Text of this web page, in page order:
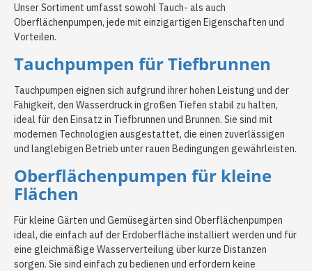
Unser Sortiment umfasst sowohl Tauch- als auch
Oberflächenpumpen, jede mit einzigartigen Eigenschaften und
Vorteilen.
Tauchpumpen für Tiefbrunnen
Tauchpumpen eignen sich aufgrund ihrer hohen Leistung und der
Fähigkeit, den Wasserdruck in großen Tiefen stabil zu halten,
ideal für den Einsatz in Tiefbrunnen und Brunnen. Sie sind mit
modernen Technologien ausgestattet, die einen zuverlässigen
und langlebigen Betrieb unter rauen Bedingungen gewährleisten.
Oberflächenpumpen für kleine
Flächen
Für kleine Gärten und Gemüsegärten sind Oberflächenpumpen
ideal, die einfach auf der Erdoberfläche installiert werden und für
eine gleichmäßige Wasserverteilung über kurze Distanzen
sorgen. Sie sind einfach zu bedienen und erfordern keine